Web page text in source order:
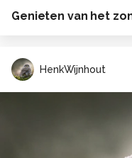
Genieten van het
HenkWijnhout